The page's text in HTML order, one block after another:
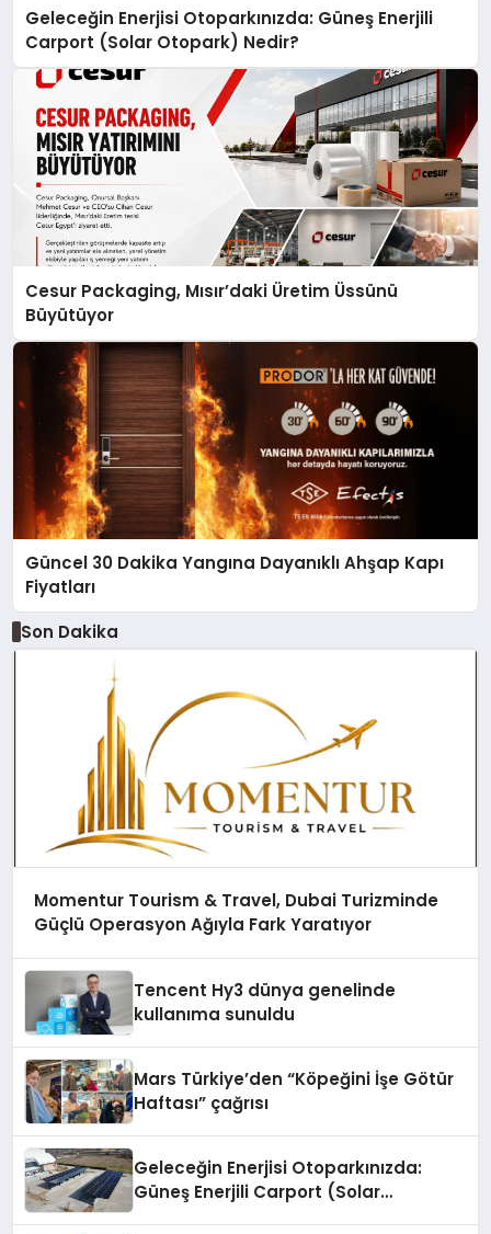
Geleceğin Enerjisi Otoparkınızda: Güneş Enerjili
Carport (Solar Otopark) Nedir?
Cesur Packaging, Mısır’daki Üretim Üssünü
Büyütüyor
Güncel 30 Dakika Yangına Dayanıklı Ahşap Kapı
Fiyatları
Son Dakika
Momentur Tourism & Travel, Dubai Turizminde
Güçlü Operasyon Ağıyla Fark Yaratıyor
Tencent Hy3 dünya genelinde
kullanıma sunuldu
Mars Türkiye’den “Köpeğini İşe Götür
Haftası” çağrısı
Geleceğin Enerjisi Otoparkınızda:
Güneş Enerjili Carport (Solar